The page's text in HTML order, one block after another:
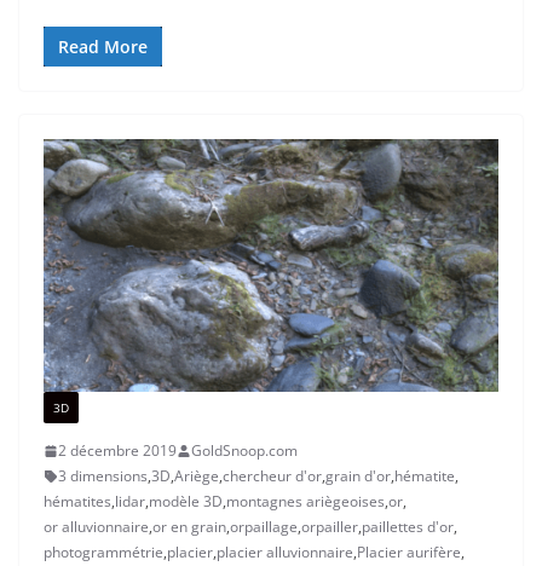
Read More
3D
2 décembre 2019
GoldSnoop.com
3 dimensions,3D,Ariège,chercheur d'or,grain d'or,hématite,
hématites,lidar,modèle 3D,montagnes ariègeoises,or,
or alluvionnaire,or en grain,orpaillage,orpailler,paillettes d'or,
photogrammétrie,placier,placier alluvionnaire,Placier aurifère,